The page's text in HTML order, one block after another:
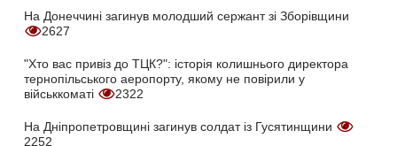
На Донеччині загинув молодший сержант зі Зборівщини
2627
"Хто вас привіз до ТЦК?": історія колишнього директора
тернопільського аеропорту, якому не повірили у
військкоматі
2322
На Дніпропетровщині загинув солдат із Гусятинщини
2252